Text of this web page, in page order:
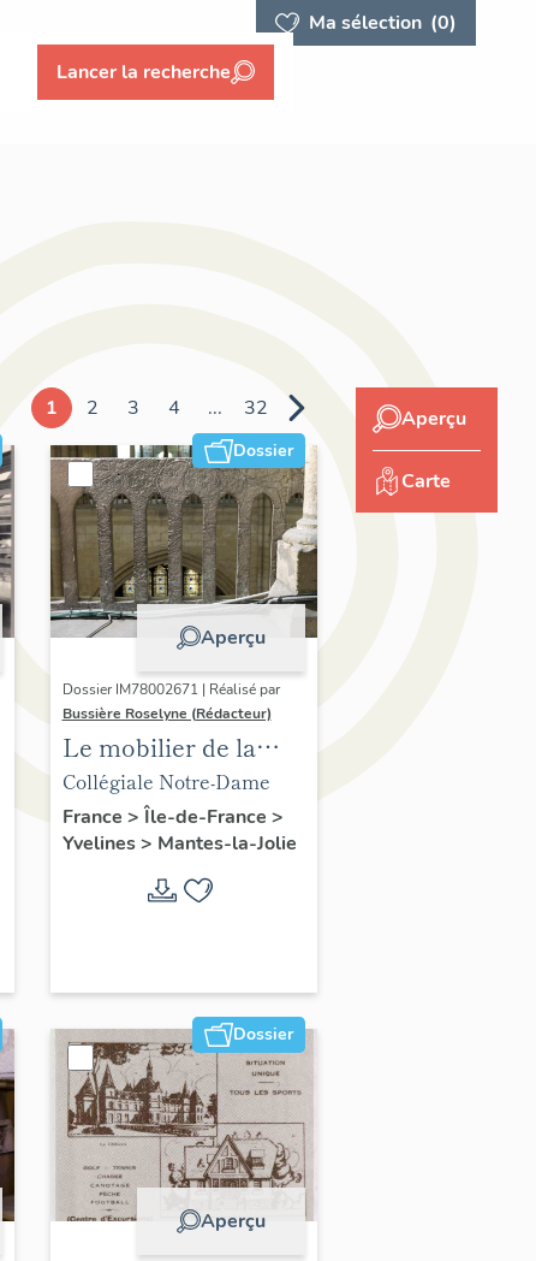
Ma sélection (0)
Lancer la recherche
1 2 3 4 ... 32
Dossier
Aperçu
Dossier IM78002671 | Réalisé par
Bussière Roselyne (Rédacteur)
Le mobilier de la
collégiale
Collégiale Notre-Dame
France > Île-de-France >
Yvelines> Mantes-la-Jolie
Dossier
Aperçu
Aperçu
Carte